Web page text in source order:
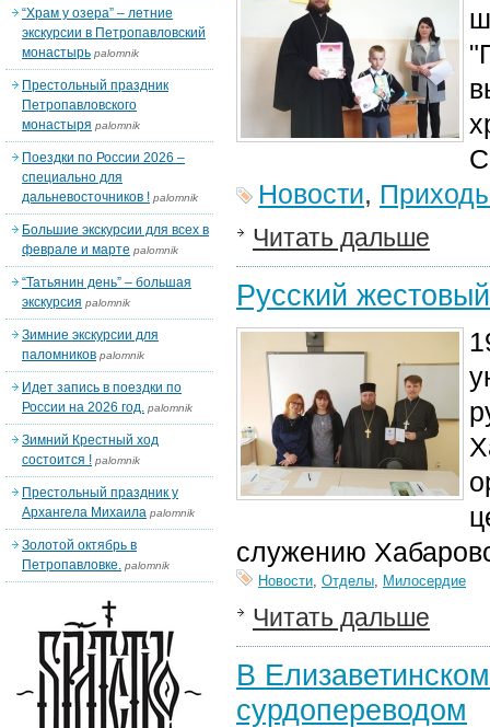
Новости,
Читать дальше
Русский
служению
Новости, Отделы, Милосердие
Читать дальше
В
сурдопереводом
“Храм у озера” – летние
экскурсии в Петропавловский
монастырь palomnik
Престольный праздник
Петропавловского
монастыря palomnik
Поездки по России 2026 –
специально для
дальневосточников ! palomnik
Большие экскурсии для всех в
феврале и марте palomnik
“Татьянин день” – большая
экскурсия palomnik
Зимние экскурсии для
паломников palomnik
Идет запись в поездки по
России на 2026 год. palomnik
Зимний Крестный ход
состоится ! palomnik
Престольный праздник у
Архангела Михаила palomnik
Золотой октябрь в
Петропавловке. palomnik